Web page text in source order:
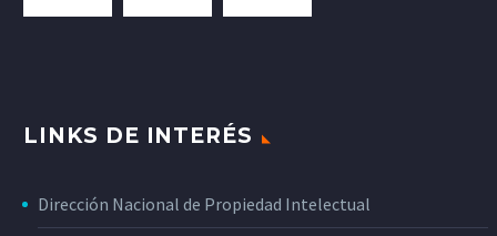
LINKS DE INTERÉS
Dirección Nacional de Propiedad Intelectual